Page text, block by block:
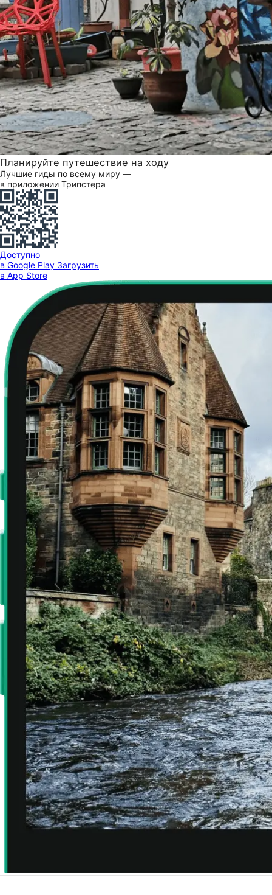
Планируйте путешествие на ходу
Лучшие гиды по всему миру —
в приложении Трипстера
Доступно
в Google Play Загрузить
в App Store